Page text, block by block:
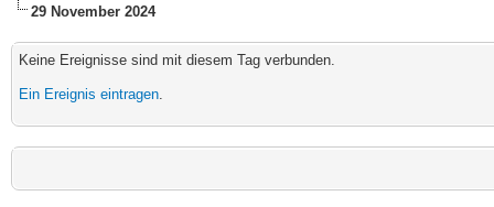
29 November 2024
Keine Ereignisse sind mit diesem Tag verbunden.
Ein Ereignis eintragen.